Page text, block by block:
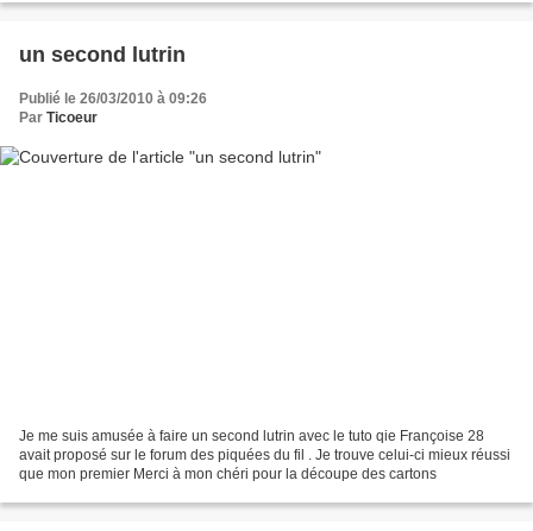
un second lutrin
Publié le 26/03/2010 à 09:26
Par Ticoeur
Je me suis amusée à faire un second lutrin avec le tuto qie Françoise 28
avait proposé sur le forum des piquées du fil . Je trouve celui-ci mieux réussi
que mon premier Merci à mon chéri pour la découpe des cartons